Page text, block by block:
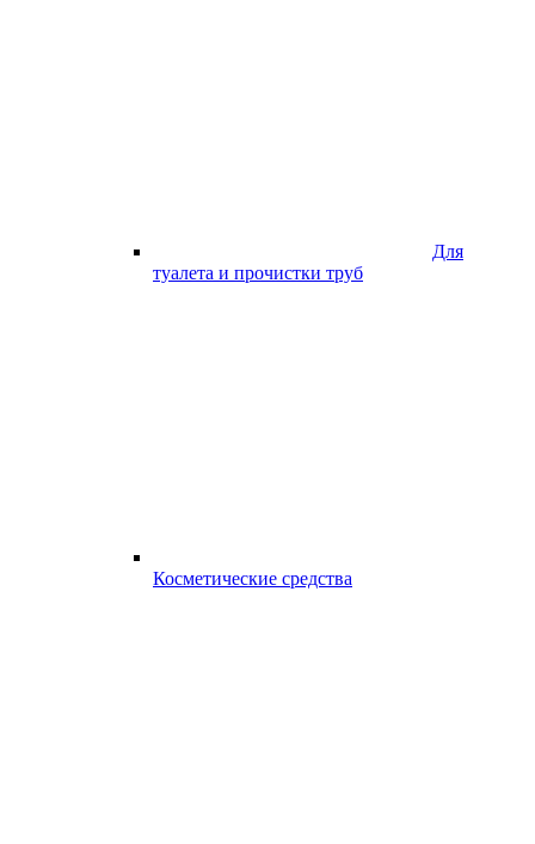
Для
туалета и прочистки труб
Косметические средства